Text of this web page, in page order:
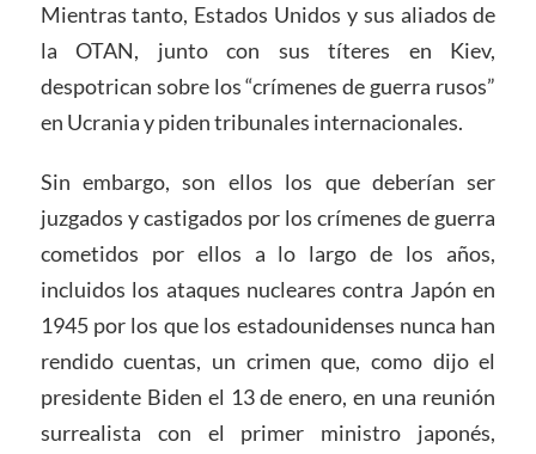
Mientras tanto, Estados Unidos y sus aliados de
la OTAN, junto con sus títeres en Kiev,
despotrican sobre los “crímenes de guerra rusos”
en Ucrania y piden tribunales internacionales.
Sin embargo, son ellos los que deberían ser
juzgados y castigados por los crímenes de guerra
cometidos por ellos a lo largo de los años,
incluidos los ataques nucleares contra Japón en
1945 por los que los estadounidenses nunca han
rendido cuentas, un crimen que, como dijo el
presidente Biden el 13 de enero, en una reunión
surrealista con el primer ministro japonés,